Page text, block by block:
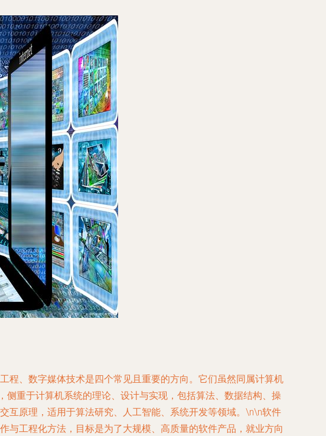
程、数字媒体技术是四个常见且重要的方向。它们虽然同属计算机
重于计算机系统的理论、设计与实现，包括算法、数据结构、操
互原理，适用于算法研究、人工智能、系统开发等领域。\n\n软件
与工程化方法，目标是为了大规模、高质量的软件产品，就业方向